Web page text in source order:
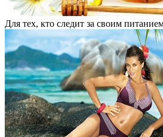
Для тех, кто следит за своим